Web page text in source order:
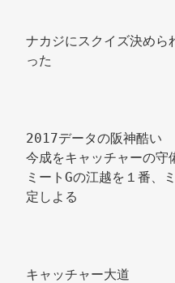
ナカジにスクイズ決めら
った
2017データの阪神酷い
今成をキャッチャーの守
ミートGの江越を１番、
定しよる
キャッチャー大道